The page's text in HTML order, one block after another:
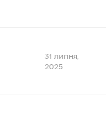
31 липня,
2025